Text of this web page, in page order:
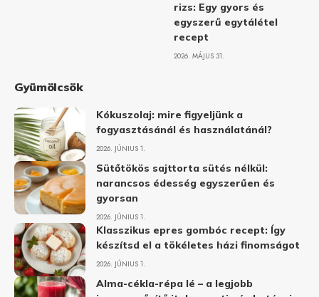
rizs: Egy gyors és
egyszerű egytálétel
recept
2026. MÁJUS 31.
Gyümölcsök
Kókuszolaj: mire figyeljünk a
fogyasztásánál és használatánál?
2026. JÚNIUS 1.
Sütőtökös sajttorta sütés nélkül:
narancsos édesség egyszerűen és
gyorsan
2026. JÚNIUS 1.
Klasszikus epres gombóc recept: Így
készítsd el a tökéletes házi finomságot
2026. JÚNIUS 1.
Alma-cékla-répa lé – a legjobb